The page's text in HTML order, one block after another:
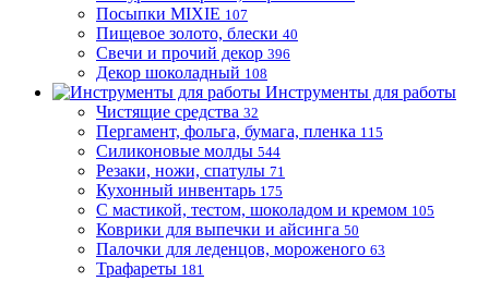
Посыпки MIXIE 107
Пищевое золото, блески 40
Свечи и прочий декор 396
Декор шоколадный 108
Инструменты для работы
Чистящие средства 32
Пергамент, фольга, бумага, пленка 115
Силиконовые молды 544
Резаки, ножи, спатулы 71
Кухонный инвентарь 175
С мастикой, тестом, шоколадом и кремом 105
Коврики для выпечки и айсинга 50
Палочки для леденцов, мороженого 63
Трафареты 181